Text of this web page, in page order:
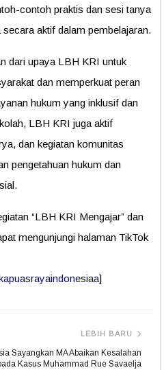
contoh praktis dan sesi tanya
aktif dalam pembelajaran.
dari upaya LBH KRI untuk
dan memperkuat peran
hukum yang inklusif dan
LBH KRI juga aktif
dan kegiatan komunitas
pengetahuan hukum dan
“LBH KRI Mengajar” dan
mengunjungi halaman TikTok
]
LEBIH BARU
Sayangkan MA Abaikan Kesalahan
Kasus Muhammad Rue Savaelja